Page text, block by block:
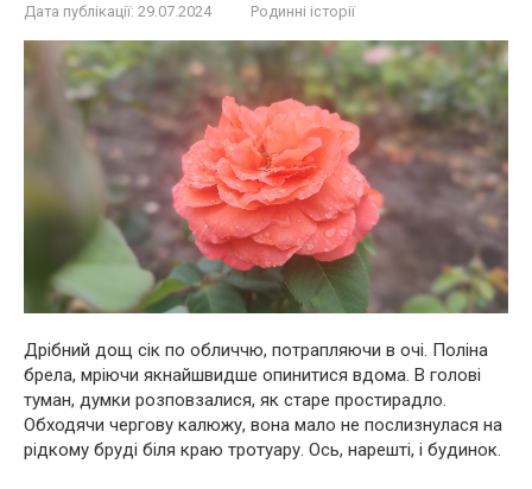
Дата публікації: 29.07.2024 Родинні історії
Дрібний дощ сік по обличчю, потрапляючи в очі. Поліна
брела, мріючи якнайшвидше опинитися вдома. В голові
туман, думки розповзалися, як старе простирадло.
Обходячи чергову калюжу, вона мало не послизнулася на
рідкому бруді біля краю тротуару. Ось, нарешті, і будинок.